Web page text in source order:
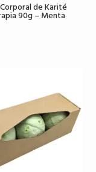
de Karité
90g – Menta